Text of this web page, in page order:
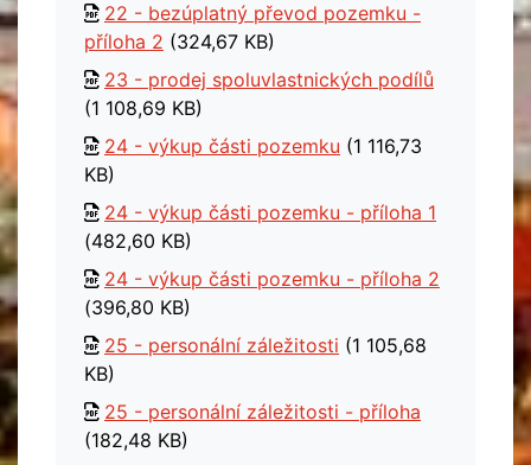
22 - bezúplatný převod pozemku -
příloha 2 (324,67 KB)
23 - prodej spoluvlastnických podílů
(1 108,69 KB)
24 - výkup části pozemku (1 116,73
KB)
24 - výkup části pozemku - příloha 1
(482,60 KB)
24 - výkup části pozemku - příloha 2
(396,80 KB)
25 - personální záležitosti (1 105,68
KB)
25 - personální záležitosti - příloha
(182,48 KB)